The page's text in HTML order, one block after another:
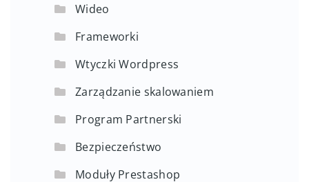
Wideo
Frameworki
Wtyczki Wordpress
Zarządzanie skalowaniem
Program Partnerski
Bezpieczeństwo
Moduły Prestashop